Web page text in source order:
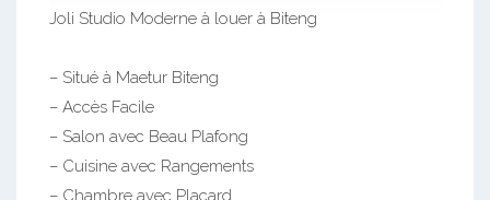
Joli Studio Moderne à louer à Biteng
– Situé à Maetur Biteng
– Accès Facile
– Salon avec Beau Plafong
– Cuisine avec Rangements
– Chambre avec Placard